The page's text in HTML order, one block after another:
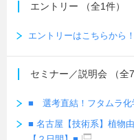
エントリー （全1件）
エントリーはこちらから！
セミナー／説明会 （全
■ 選考直結！フタムラ
■ 名古屋【技術系】植物